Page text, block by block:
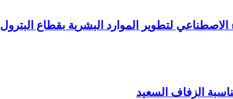
لتطوير الموارد البشرية بقطاع البترول
الزفاف السعيد